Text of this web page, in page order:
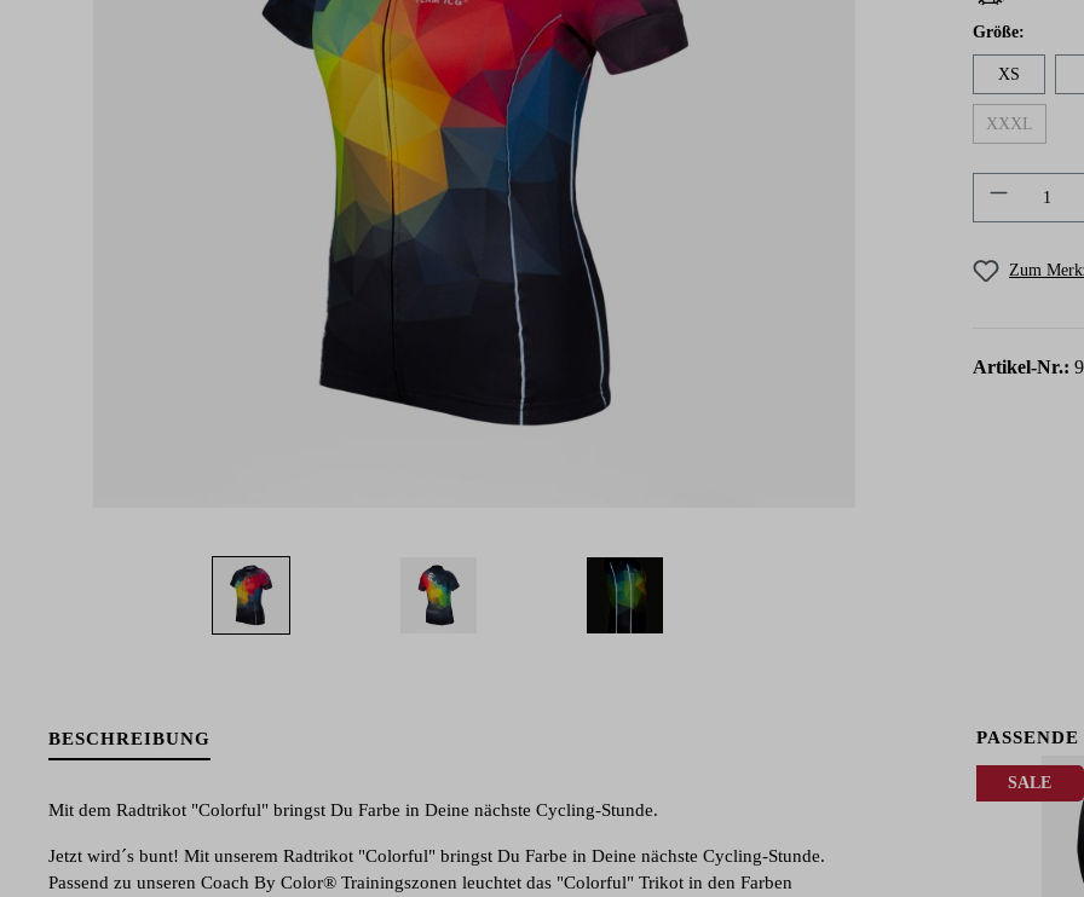
Größe:
XS
XXXL
(Diese
Zum
Artikel-Nr.:
BESCHREIBUNG
Mit dem Radtrikot "Colorful" bringst Du Farbe in Deine nächste Cycling-Stunde.
Jetzt wird´s bunt! Mit unserem Radtrikot "Colorful" bringst Du Farbe in Deine nächste Cycling-Stunde.
Passend zu unseren Coach By Color® Trainingszonen leuchtet das "Colorful" Trikot in den Farben
SALE